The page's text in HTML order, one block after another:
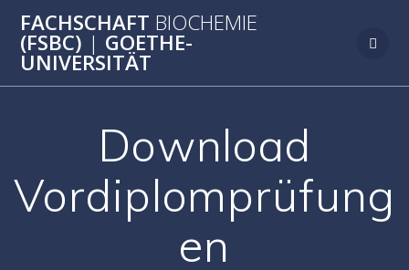
Inhalt
FACHSCHAFT BIOCHEMIE
(FSBC) | GOETHE-
UNIVERSITÄT
Download
Vordiplomprüfung
en